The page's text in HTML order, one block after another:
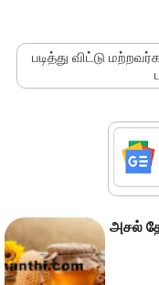
படித்து விட்டு
அசல்